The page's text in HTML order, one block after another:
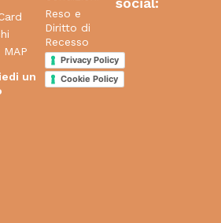
MAP
un
Reso e
Diritto di
Recesso
Privacy Policy
Cookie Policy